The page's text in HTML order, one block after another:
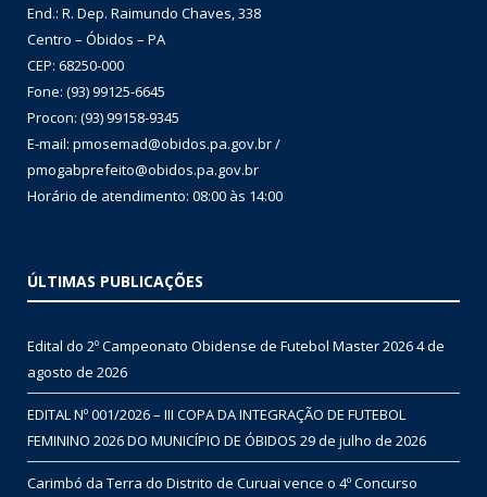
End.: R. Dep. Raimundo Chaves, 338
Centro – Óbidos – PA
CEP: 68250-000
Fone: (93) 99125-6645
Procon: (93) 99158-9345
E-mail: pmosemad@obidos.pa.gov.br /
pmogabprefeito@obidos.pa.gov.br
Horário de atendimento: 08:00 às 14:00
ÚLTIMAS PUBLICAÇÕES
Edital do 2º Campeonato Obidense de Futebol Master 20264 de
agosto de 2026
EDITAL Nº 001/2026 – III COPA DA INTEGRAÇÃO DE FUTEBOL
FEMININO 2026 DO MUNICÍPIO DE ÓBIDOS 29 de julho de 2026
Carimbó da Terra do Distrito de Curuai vence o 4º Concurso